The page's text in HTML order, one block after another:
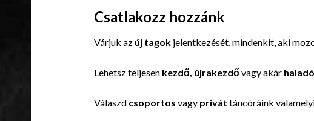
Csatlakozz hozzánk
Várjuk az új tagok jelentkezését, mindenkit, aki
Lehetsz teljesen kezdő, újrakezdővagy akár haladó
Válaszd csoportos vagy privát táncóráink